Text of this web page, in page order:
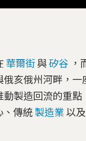
華爾街與矽谷 ，
亥俄州河畔，一
製造回流的重點
、傳統製造業 以